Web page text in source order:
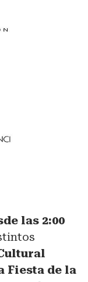
las 2:00
Fiesta de la